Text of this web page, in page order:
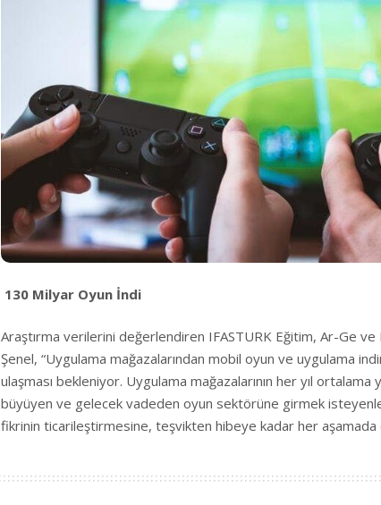
130 Milyar Oyun İndi
Araştırma verilerini değerlendiren IFASTURK Eğitim, Ar-Ge
Şenel, “Uygulama mağazalarından mobil oyun ve uygulama
ulaşması bekleniyor. Uygulama mağazalarının her yıl
büyüyen ve gelecek vadeden oyun sektörüne girmek
fikrinin ticarileştirmesine, teşvikten hibeye kadar her aşamada